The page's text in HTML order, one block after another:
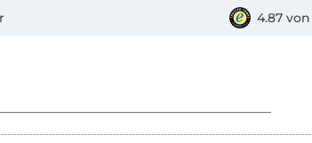
4.87
auf Rechnung, Vorkasse